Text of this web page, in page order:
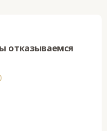
отказываемся